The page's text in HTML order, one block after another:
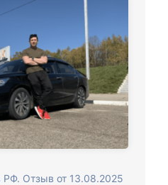
РФ. Отзыв от 13.08.2025